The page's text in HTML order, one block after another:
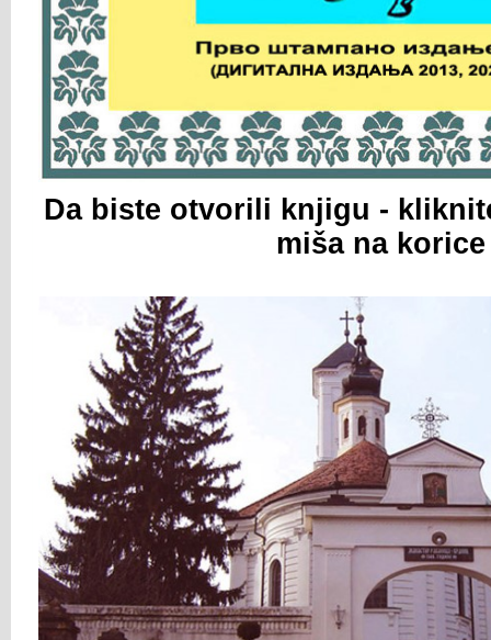
Da biste otvorili knjigu -
miša na korice